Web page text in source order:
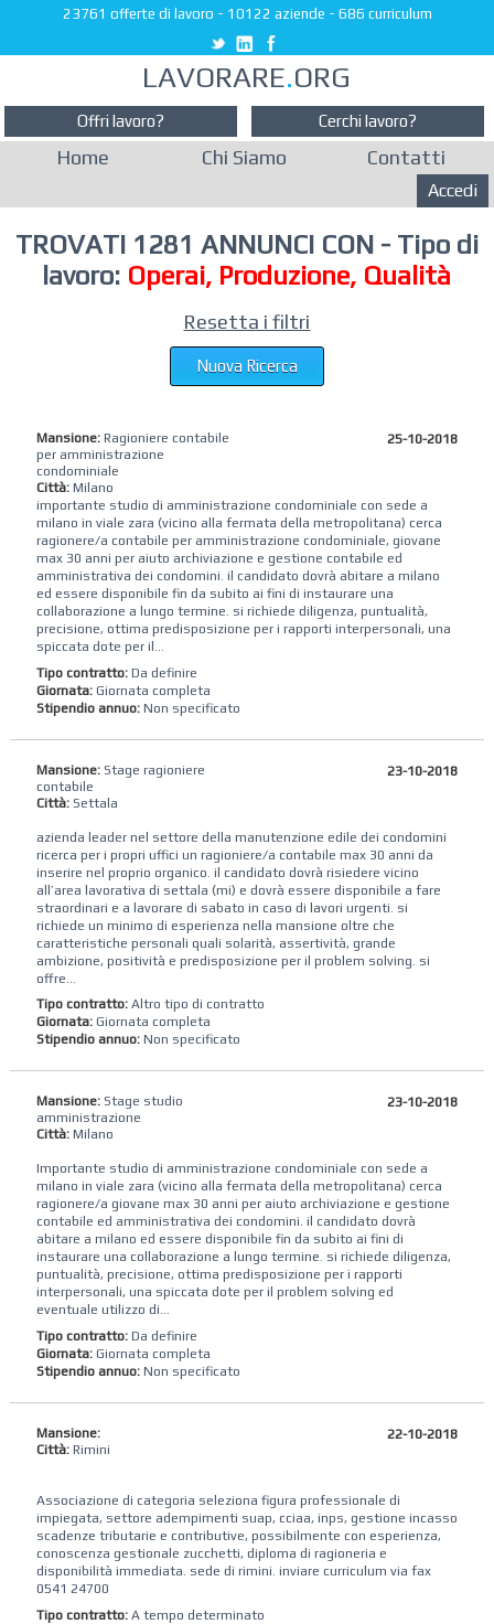
23761 offerte di lavoro - 10122 aziende - 686 curriculum
LAVORARE.ORG
Offri lavoro? Cerchi lavoro?
Home Chi Siamo Contatti
Accedi
TROVATI 1281 ANNUNCI CON - Tipo di
lavoro: Operai, Produzione, Qualità
Resetta i filtri
Nuova Ricerca
Mansione:Ragioniere contabile
per amministrazione
condominiale
Città:Milano
25-10-2018
importante studio di amministrazione condominiale con sede a
milano in viale zara (vicino alla fermata della metropolitana) cerca
ragionere/a contabile per amministrazione condominiale, giovane
max 30 anni per aiuto archiviazione e gestione contabile ed
amministrativa dei condomini. il candidato dovrà abitare a milano
ed essere disponibile fin da subito ai fini di instaurare una
collaborazione a lungo termine. si richiede diligenza, puntualità,
precisione, ottima predisposizione per i rapporti interpersonali, una
spiccata dote per il...
Tipo contratto:Da definire
Giornata: Giornata completa
Stipendio annuo: Non specificato
Mansione:Stage ragioniere
contabile
Città:Settala
23-10-2018
azienda leader nel settore della manutenzione edile dei condomini
ricerca per i propri uffici un ragioniere/a contabile max 30 anni da
inserire nel proprio organico. il candidato dovrà risiedere vicino
all’area lavorativa di settala (mi) e dovrà essere disponibile a fare
straordinari e a lavorare di sabato in caso di lavori urgenti. si
richiede un minimo di esperienza nella mansione oltre che
caratteristiche personali quali solarità, assertività, grande
ambizione, positività e predisposizione per il problem solving. si
offre...
Tipo contratto:Altro tipo di contratto
Giornata: Giornata completa
Stipendio annuo: Non specificato
Mansione:Stage studio
amministrazione
Città:Milano
23-10-2018
Importante studio di amministrazione condominiale con sede a
milano in viale zara (vicino alla fermata della metropolitana) cerca
ragionere/a giovane max 30 anni per aiuto archiviazione e gestione
contabile ed amministrativa dei condomini. il candidato dovrà
abitare a milano ed essere disponibile fin da subito ai fini di
instaurare una collaborazione a lungo termine. si richiede diligenza,
puntualità, precisione, ottima predisposizione per i rapporti
interpersonali, una spiccata dote per il problem solving ed
eventuale utilizzo di...
Tipo contratto:Da definire
Giornata: Giornata completa
Stipendio annuo: Non specificato
Mansione:
Città:Rimini
22-10-2018
Associazione di categoria seleziona figura professionale di
impiegata, settore adempimenti suap, cciaa, inps, gestione incasso
scadenze tributarie e contributive, possibilmente con esperienza,
conoscenza gestionale zucchetti, diploma di ragioneria e
disponibilità immediata. sede di rimini. inviare curriculum via fax
0541 24700
Tipo contratto:A tempo determinato